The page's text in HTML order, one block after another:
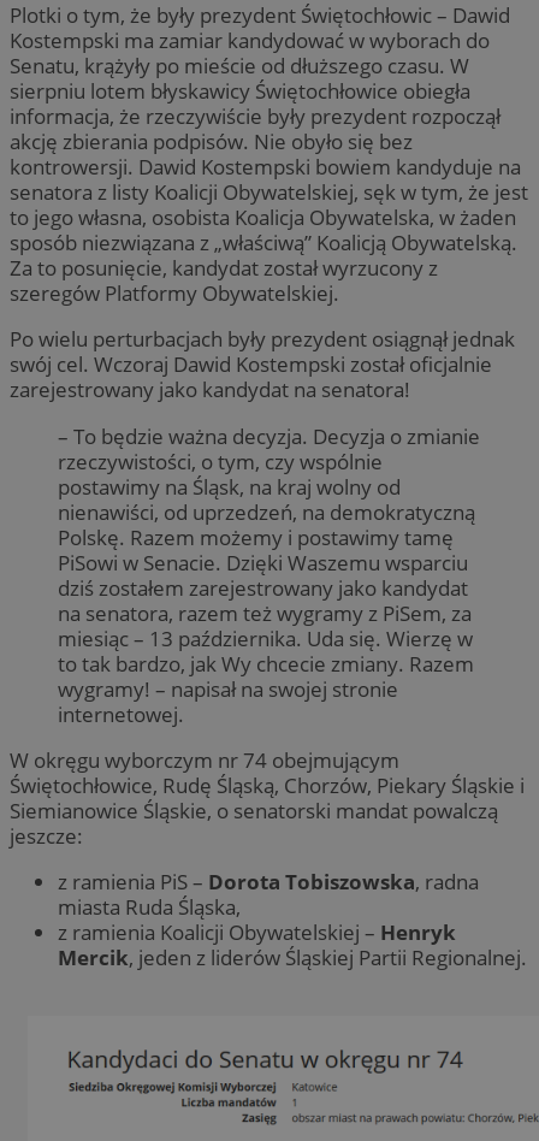
Plotki o tym, że były prezydent Świętochłowic – Dawid
Kostempski ma zamiar kandydować w wyborach do
Senatu, krążyły po mieście od dłuższego czasu. W
sierpniu lotem błyskawicy Świętochłowice obiegła
informacja, że rzeczywiście były prezydent rozpoczął
akcję zbierania podpisów. Nie obyło się bez
kontrowersji. Dawid Kostempski bowiem kandyduje na
senatora z listy Koalicji Obywatelskiej, sęk w tym, że jest
to jego własna, osobista Koalicja Obywatelska, w żaden
sposób niezwiązana z „właściwą” Koalicją Obywatelską.
Za to posunięcie, kandydat został wyrzucony z
szeregów Platformy Obywatelskiej.
Po wielu perturbacjach były prezydent osiągnął jednak
swój cel. Wczoraj Dawid Kostempski został oficjalnie
zarejestrowany jako kandydat na senatora!
– To będzie ważna decyzja. Decyzja o zmianie
rzeczywistości, o tym, czy wspólnie
postawimy na Śląsk, na kraj wolny od
nienawiści, od uprzedzeń, na demokratyczną
Polskę. Razem możemy i postawimy tamę
PiSowi w Senacie. Dzięki Waszemu wsparciu
dziś zostałem zarejestrowany jako kandydat
na senatora, razem też wygramy z PiSem, za
miesiąc – 13 października. Uda się. Wierzę w
to tak bardzo, jak Wy chcecie zmiany. Razem
wygramy! – napisał na swojej stronie
internetowej.
W okręgu wyborczym nr 74 obejmującym
Świętochłowice, Rudę Śląską, Chorzów, Piekary Śląskie i
Siemianowice Śląskie, o senatorski mandat powalczą
jeszcze:
z ramienia PiS – Dorota Tobiszowska, radna
miasta Ruda Śląska,
z ramienia Koalicji Obywatelskiej – Henryk
Mercik, jeden z liderów Śląskiej Partii Regionalnej.